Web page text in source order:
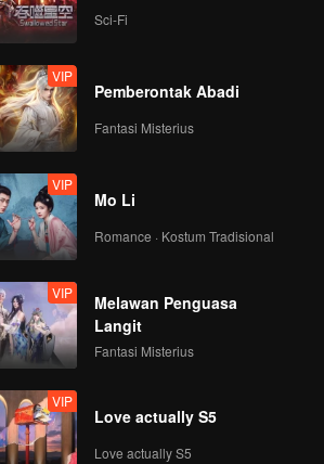
Sci-Fi
VIP
Pemberontak Abadi
Fantasi Misterius
VIP
Mo Li
Romance · Kostum Tradisional
VIP
Melawan Penguasa
Langit
Fantasi Misterius
VIP
Love actually S5
Love actually S5